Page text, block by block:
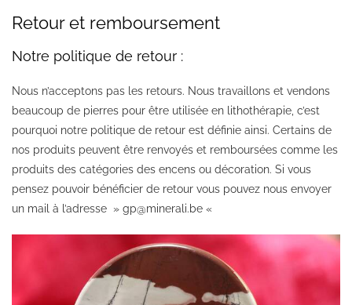
Retour et remboursement
Notre politique de retour :
Nous n’acceptons pas les retours. Nous travaillons et vendons
beaucoup de pierres pour être utilisée en lithothérapie, c’est
pourquoi notre politique de retour est définie ainsi. Certains de
nos produits peuvent être renvoyés et remboursées comme les
produits des catégories des encens ou décoration. Si vous
pensez pouvoir bénéficier de retour vous pouvez nous envoyer
un mail à l’adresse » gp@minerali.be «